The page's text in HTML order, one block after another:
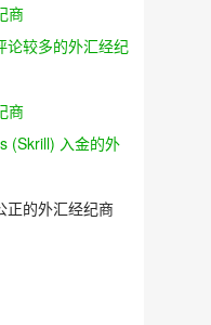
商
论较多的外汇经纪
商
(Skrill) 入金的外
正的外汇经纪商